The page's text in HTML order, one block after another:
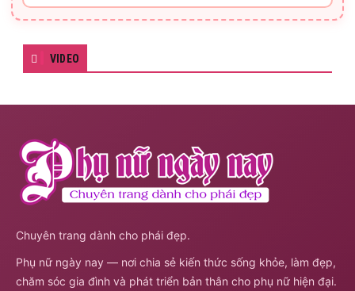
VIDEO
Chuyên trang dành cho phái đẹp.
Phụ nữ ngày nay — nơi chia sẻ kiến thức sống khỏe, làm đẹp,
chăm sóc gia đình và phát triển bản thân cho phụ nữ hiện đại.